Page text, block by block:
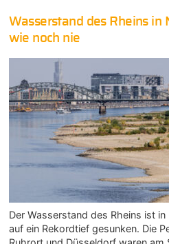
Wasserstand des Rheins in
wie noch nie
Der Wasserstand des Rheins ist
auf ein Rekordtief gesunken. Die